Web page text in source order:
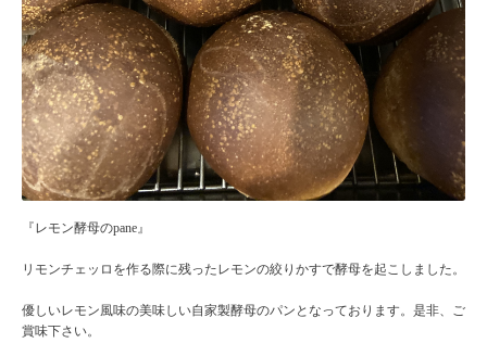
『レモン酵母のpane』
リモンチェッロを作る際に残ったレモンの絞りかすで酵母を起こしました。
優しいレモン風味の美味しい自家製酵母のパンとなっております。是非、ご
賞味下さい。